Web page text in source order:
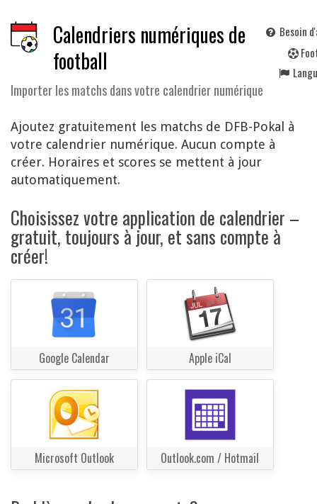
Calendriers numériques de
football
Importer les matchs dans votre calendrier numérique
Besoin
F
Ajoutez gratuitement les matchs de DFB-Pokal à
votre calendrier numérique. Aucun compte à
créer. Horaires et scores se mettent à jour
automatiquement.
Choisissez votre application de calendrier –
gratuit, toujours à jour, et sans compte à
créer!
Google Calendar Apple iCal
Microsoft Outlook Outlook.com / Hotmail